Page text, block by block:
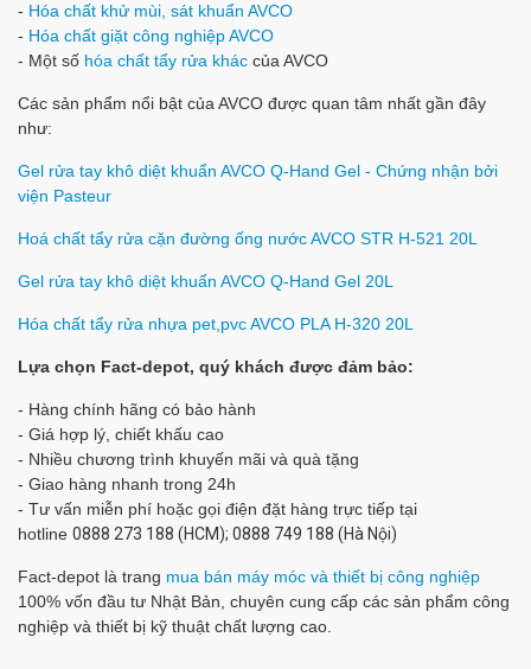
- Hóa chất khử mùi, sát khuẩn AVCO
- Hóa chất giặt công nghiệp AVCO
- Một số hóa chất tẩy rửa khác của AVCO
Các sản phẩm nổi bật của AVCO được quan tâm nhất gần đây
như:
Gel rửa tay khô diệt khuẩn AVCO Q-Hand Gel - Chứng nhận bởi
viện Pasteur
Hoá chất tẩy rửa cặn đường ống nước AVCO STR H-521 20L
Gel rửa tay khô diệt khuẩn AVCO Q-Hand Gel 20L
Hóa chất tẩy rửa nhựa pet,pvc AVCO PLA H-320 20L
Lựa chọn Fact-depot, quý khách được đảm bảo:
- Hàng chính hãng có bảo hành
- Giá hợp lý, chiết khấu cao
- Nhiều chương trình khuyến mãi và quà tặng
- Giao hàng nhanh trong 24h
- Tư vấn miễn phí hoặc gọi điện đặt hàng trực tiếp tại
hotline 0888 273 188 (HCM); 0888 749 188 (Hà Nội)
Fact-depot là trang mua bán máy móc và thiết bị công nghiệp
100% vốn đầu tư Nhật Bản, chuyên cung cấp các sản phẩm công
nghiệp và thiết bị kỹ thuật chất lượng cao.